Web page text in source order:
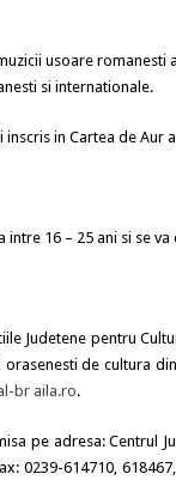
usoare
si internationale.
in Cartea de
16 – 25 ani si se
Judetene pentru
de cultura
br aila.ro.
pe adresa: Centrul
0239-614710,